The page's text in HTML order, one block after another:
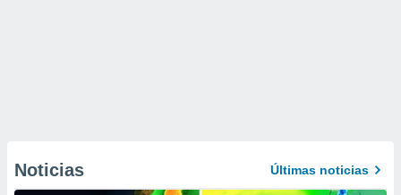
Noticias Últimas noticias